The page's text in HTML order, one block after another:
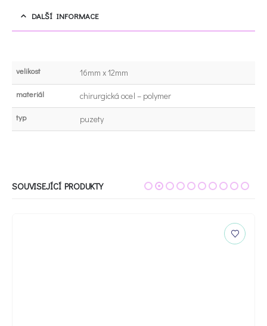
DALŠÍ INFORMACE
velikost 16mm x 12mm
materiál chirurgická ocel – polymer
typ puzety
SOUVISEJÍCÍ PRODUKTY